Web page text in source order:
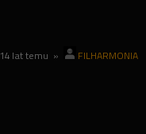
14 lat temu » FILHARMONIA